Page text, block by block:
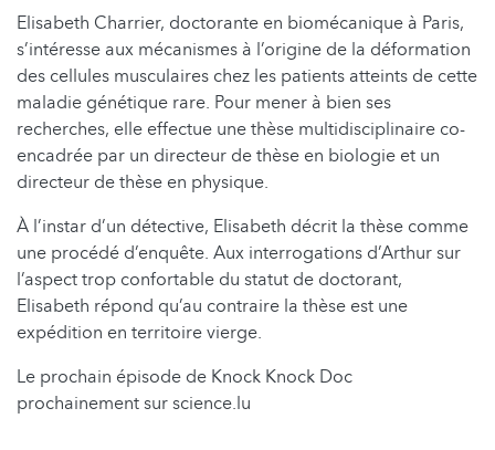
Elisabeth Charrier, doctorante en biomécanique à Paris,
s’intéresse aux mécanismes à l’origine de la déformation
des cellules musculaires chez les patients atteints de cette
maladie génétique rare. Pour mener à bien ses
recherches, elle effectue une thèse multidisciplinaire co-
encadrée par un directeur de thèse en biologie et un
directeur de thèse en physique.
À l’instar d’un détective, Elisabeth décrit la thèse comme
une procédé d’enquête. Aux interrogations d’Arthur sur
l’aspect trop confortable du statut de doctorant,
Elisabeth répond qu’au contraire la thèse est une
expédition en territoire vierge.
Le prochain épisode de Knock Knock Doc
prochainement sur science.lu